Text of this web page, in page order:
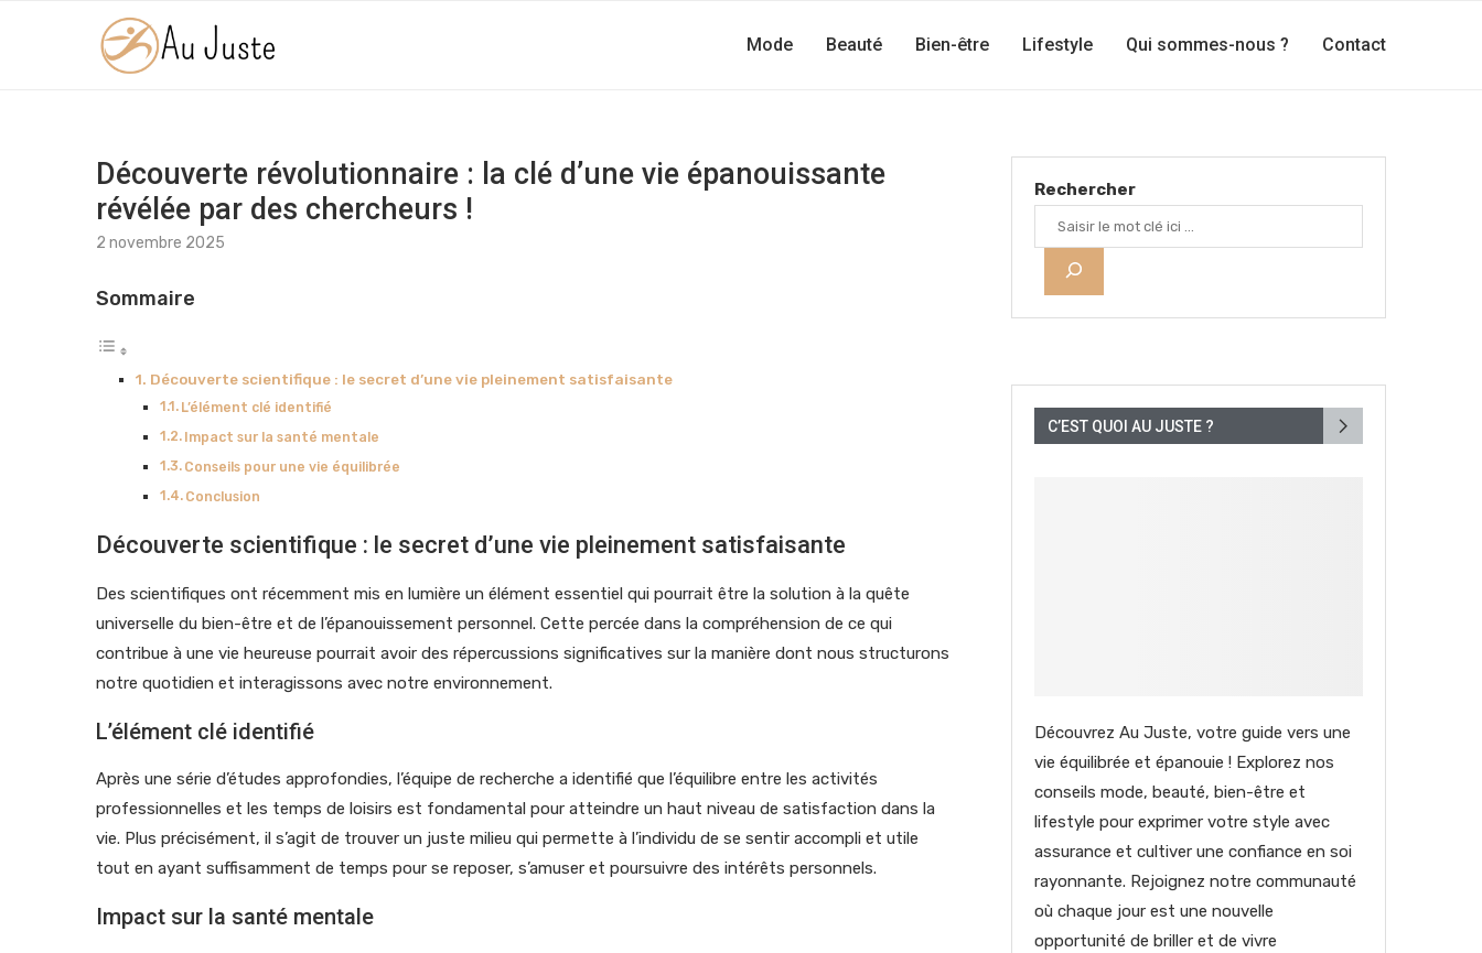
Mode Beauté Bien-être Lifestyle Qui sommes-nous ? Contact
Découverte révolutionnaire : la clé d’une vie épanouissante
révélée par des chercheurs !
2 novembre 2025
Sommaire
Découverte scientifique : le secret d’une vie pleinement satisfaisante
L’élément clé identifié
Impact sur la santé mentale
Conseils pour une vie équilibrée
Conclusion
Découverte scientifique : le secret d’une vie pleinement satisfaisante
Des scientifiques ont récemment mis en lumière un élément essentiel qui pourrait être la solution à la quête
universelle du bien-être et de l’épanouissement personnel. Cette percée dans la compréhension de ce qui
contribue à une vie heureuse pourrait avoir des répercussions significatives sur la manière dont nous structurons
notre quotidien et interagissons avec notre environnement.
L’élément clé identifié
Après une série d’études approfondies, l’équipe de recherche a identifié que l’équilibre entre les activités
professionnelles et les temps de loisirs est fondamental pour atteindre un haut niveau de satisfaction dans la
vie. Plus précisément, il s’agit de trouver un juste milieu qui permette à l’individu de se sentir accompli et utile
tout en ayant suffisamment de temps pour se reposer, s’amuser et poursuivre des intérêts personnels.
Impact sur la santé mentale
Rechercher
C’EST QUOI AU JUSTE ?
Découvrez Au Juste, votre guide vers une
vie équilibrée et épanouie ! Explorez nos
conseils mode, beauté, bien-être et
lifestyle pour exprimer votre style avec
assurance et cultiver une confiance en soi
rayonnante. Rejoignez notre communauté
où chaque jour est une nouvelle
opportunité de briller et de vivre